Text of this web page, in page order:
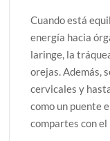
Cuando está
energía hacia
laringe, la
orejas. Además,
cervicales y
como un puente
compartes con el